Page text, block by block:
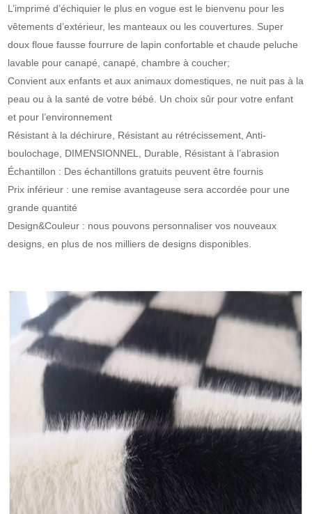
L’imprimé d’échiquier le plus en vogue est le bienvenu pour les
vêtements d’extérieur, les manteaux ou les couvertures. Super
doux floue fausse fourrure de lapin confortable et chaude peluche
lavable pour canapé, canapé, chambre à coucher;
Convient aux enfants et aux animaux domestiques, ne nuit pas à la
peau ou à la santé de votre bébé. Un choix sûr pour votre enfant
et pour l’environnement
Résistant à la déchirure, Résistant au rétrécissement, Anti-
boulochage, DIMENSIONNEL, Durable, Résistant à l’abrasion
Échantillon : Des échantillons gratuits peuvent être fournis
Prix ​​inférieur : une remise avantageuse sera accordée pour une
grande quantité
Design&Couleur : nous pouvons personnaliser vos nouveaux
designs, en plus de nos milliers de designs disponibles.